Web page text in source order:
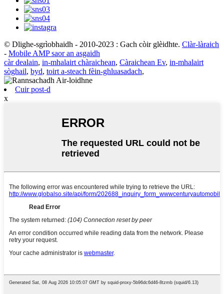
© Dlighe-sgrìobhaidh - 2010-2023 : Gach còir glèidhte. Clàr-làraich
- Mobile AMP saor an asgaidh
càr dealain, in-mhalairt chàraichean, Càraichean Ev, in-mhalairt
sòghail, byd, toirt a-steach fèin-ghluasadach,
Cuir post-d
x